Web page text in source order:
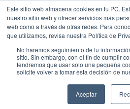
Este sitio web almacena cookies en tu PC.
nuestro sitio web y ofrecer servicios más
web como a través de otras redes. Para
que utilizamos, revisa nuestra Política de
No haremos seguimiento de tu
sitio. Sin embargo, con el fin de cumplir
tendremos que usar solo una pequeña
solicite volver a tomar esta decisión de
Aceptar